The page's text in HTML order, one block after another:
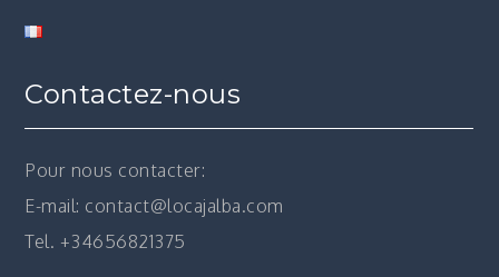
Contactez-nous
Pour nous contacter:
E-mail: contact@locajalba.com
Tel. +34656821375